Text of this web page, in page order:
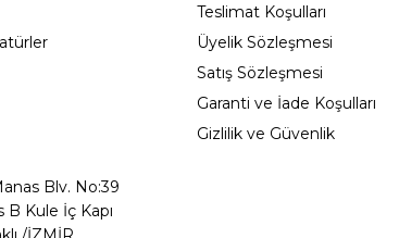
Teslimat Koşulları
Üyelik Sözleşmesi
Satış Sözleşmesi
Garanti ve İade Koşulları
Gizlilik ve Güvenlik
Blv. No:39
B Kule İç Kapı